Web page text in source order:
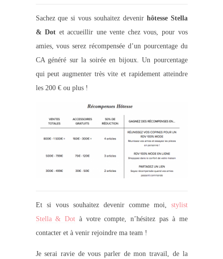
Sachez que si vous souhaitez devenir hôtesse Stella
& Dot et accueillir une vente chez vous, pour vos
amies, vous serez récompensée d’un pourcentage du
CA généré sur la soirée en bijoux. Un pourcentage
qui peut augmenter très vite et rapidement atteindre
les 200 € ou plus !
Et si vous souhaitez devenir comme moi, stylist
Stella & Dot à votre compte, n’hésitez pas à me
contacter et à venir rejoindre ma team !
Je serai ravie de vous parler de mon travail, de la